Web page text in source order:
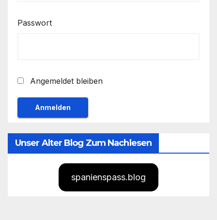
Passwort
Angemeldet bleiben
Unser Alter Blog Zum Nachlesen
spanienspass.blog